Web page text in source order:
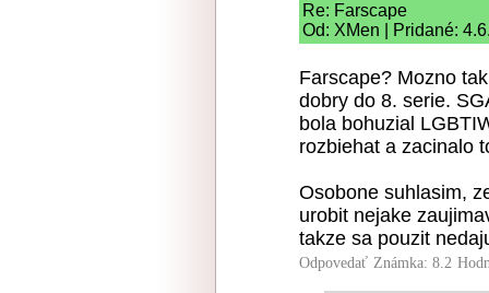
Re: Farscape
Od: XMen | Pridané:
Farscape? Mozno
dobry do 8. serie.
bola bohuzial
rozbiehat a zacinalo
Osobone suhlasim,
urobit nejake
takze sa pouzit
Odpovedať Známka: 8.2